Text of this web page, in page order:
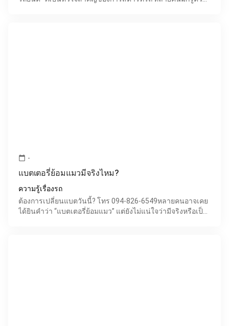
calendar_today -
แบตเตอรี่ย้อมแมวมีจริงไหม?
ความรู้เรื่องรถ
ต้องการเปลี่ยนแบตวันนี้? โทร 094-826-6549หลายคนอาจเคย
ได้ยินคำว่า “แบตเตอรี่ย้อมแมว” แต่ยังไม่แน่ใจว่ามีจริงหรือเป็น